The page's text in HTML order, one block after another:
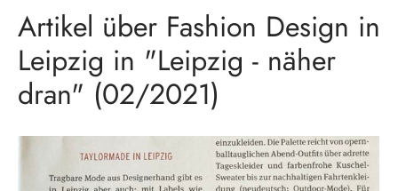
Artikel über Fashion Design in
Leipzig in "Leipzig - näher
dran" (02/2021)